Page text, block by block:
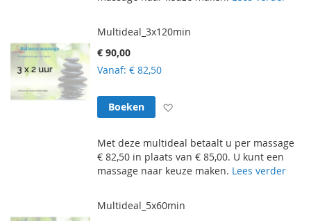
Multideal_3x120min
€ 90,00
Vanaf € 82,50
Boeken
Met deze multideal betaalt u per massage
€ 82,50 in plaats van € 85,00. U kunt een
massage naar keuze maken. Lees verder
Multideal_5x60min